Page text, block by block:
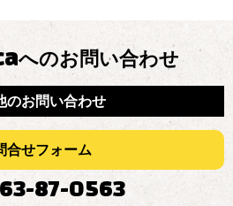
へのお問い合わせ
のお問い合わせ
合せフォーム
87-0563